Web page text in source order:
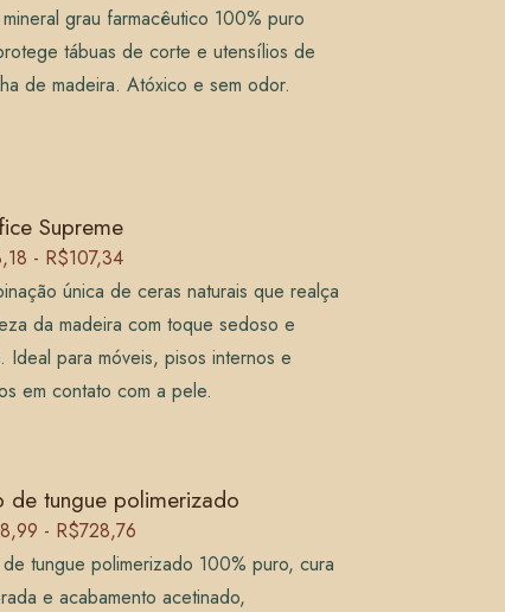
grau farmacêutico 100% puro
tábuas de corte e utensílios de
de madeira. Atóxico e sem odor.
Supreme
- R$107,34
única de ceras naturais que realça
da madeira com toque sedoso e
Ideal para móveis, pisos internos e
em contato com a pele.
de tungue polimerizado
- R$728,76
tungue polimerizado 100% puro, cura
e acabamento acetinado,